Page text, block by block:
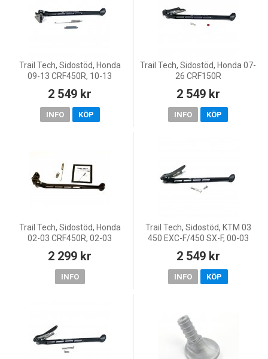
Trail Tech, Sidostöd, Honda
09-13 CRF450R, 10-13
CRF250R
2 549 kr
INFO KÖP
Trail Tech, Sidostöd, Honda 07-
26 CRF150R
2 549 kr
INFO KÖP
Trail Tech, Sidostöd, Honda
02-03 CRF450R, 02-03
2 299 kr
INFO
Trail Tech, Sidostöd, KTM 03
450 EXC-F/450 SX-F, 00-03
EXC/400 SX, 03 250 EXC-
F/250 SX-F/525 EXC, 00-
2 549 kr
INFO KÖP